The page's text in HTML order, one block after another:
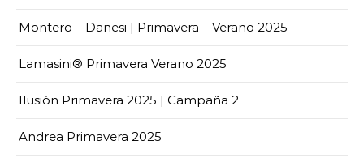
Montero – Danesi | Primavera – Verano 2025
Lamasini® Primavera Verano 2025
Ilusión Primavera 2025 | Campaña 2
Andrea Primavera 2025